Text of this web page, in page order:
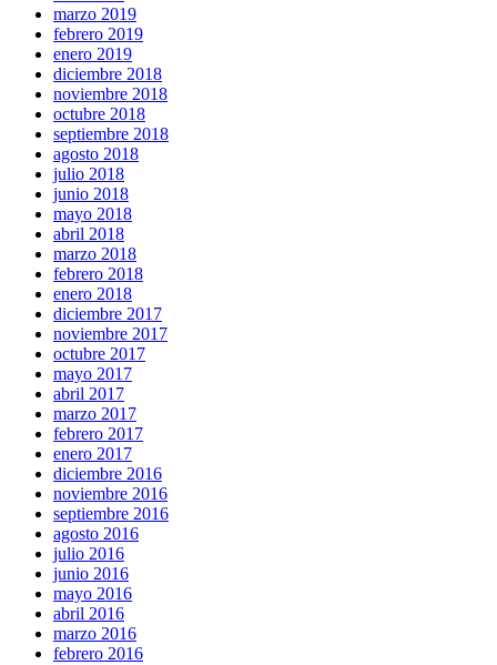
marzo 2019
febrero 2019
enero 2019
diciembre 2018
noviembre 2018
octubre 2018
septiembre 2018
agosto 2018
julio 2018
junio 2018
mayo 2018
abril 2018
marzo 2018
febrero 2018
enero 2018
diciembre 2017
noviembre 2017
octubre 2017
mayo 2017
abril 2017
marzo 2017
febrero 2017
enero 2017
diciembre 2016
noviembre 2016
septiembre 2016
agosto 2016
julio 2016
junio 2016
mayo 2016
abril 2016
marzo 2016
febrero 2016